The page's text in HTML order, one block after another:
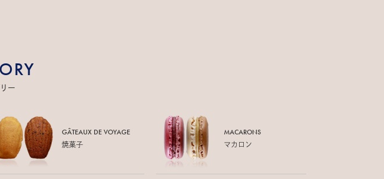
ー
GÂTEAUX DEVOYAGE
焼菓子
MACARONS
マカロン